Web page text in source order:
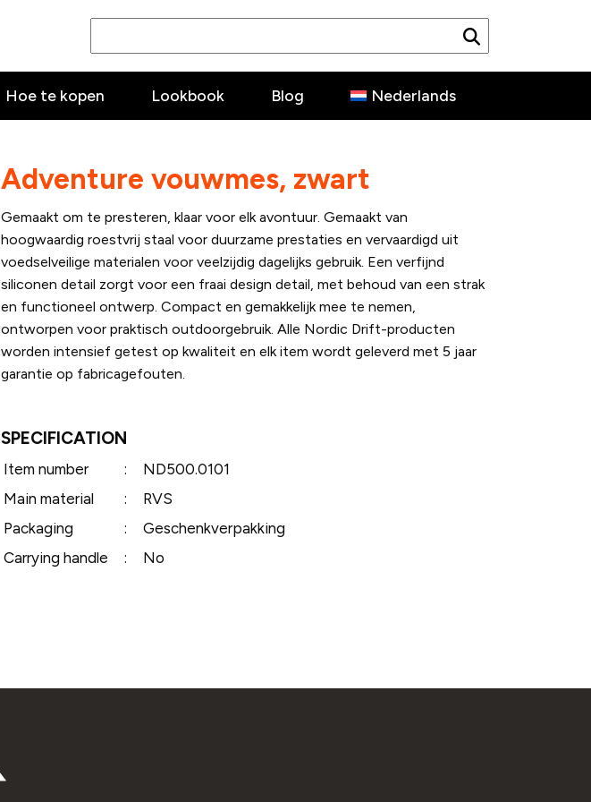
Hoe te kopen Lookbook Blog Nederlands
Adventure vouwmes, zwart
Gemaakt om te presteren, klaar voor elk avontuur. Gemaakt van
hoogwaardig roestvrij staal voor duurzame prestaties en vervaardigd uit
voedselveilige materialen voor veelzijdig dagelijks gebruik. Een verfijnd
siliconen detail zorgt voor een fraai design detail, met behoud van een strak
en functioneel ontwerp. Compact en gemakkelijk mee te nemen,
ontworpen voor praktisch outdoorgebruik. Alle Nordic Drift-producten
worden intensief getest op kwaliteit en elk item wordt geleverd met 5 jaar
garantie op fabricagefouten.
SPECIFICATION
Item number :
ND500.0101
Main material
:
RVS
Packaging
:
Geschenkverpakking
Carrying handle
: No